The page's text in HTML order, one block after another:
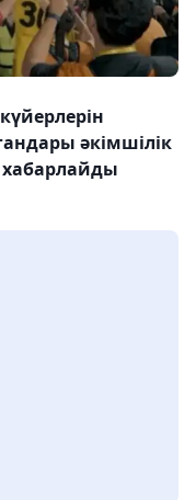
әкімшілік
хабарлайды